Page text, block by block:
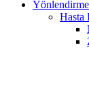
Yönlendirme
Hasta